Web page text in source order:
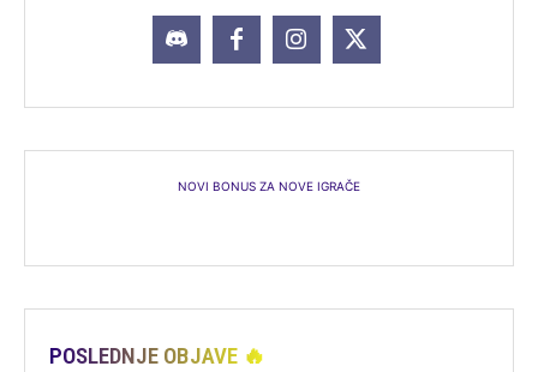
NOVI BONUS ZA NOVE IGRAČE
POSLEDNJE OBJAVE 🔥